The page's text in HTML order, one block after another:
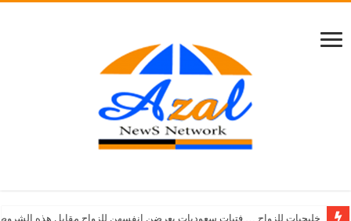
خليجيات للزواج … فتيات سعوديات يعرضن انفسهن للزواج مقابل هذه